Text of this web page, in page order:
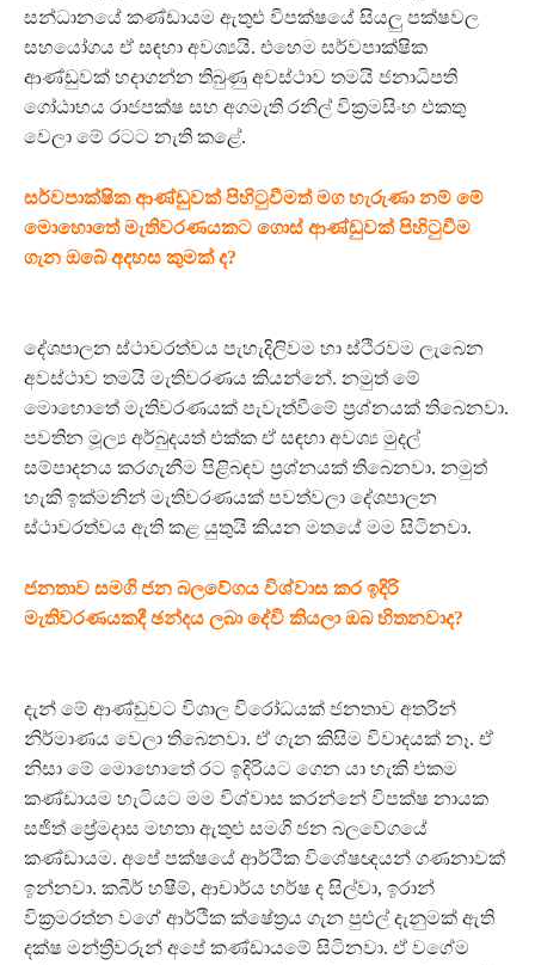
සන්ධානයේ කණ්ඩායම ඇතුළු විපක්ෂයේ සියලු පක්ෂවල
සහයෝගය ඒ සඳහා අවශ්‍යයි. එහෙම සර්වපාක්ෂික
ආණ්ඩුවක් හදාගන්න තිබුණු අවස්ථාව තමයි ජනාධිපති
ගෝඨාභය රාජපක්ෂ සහ අගමැති රනිල් වික්‍රමසිංහ එකතු
වෙලා මේ රටට නැති කළේ.
සර්වපාක්ෂික ආණ්ඩුවක් පිහිටුවීමත් මග හැරුණා නම් මේ
මොහොතේ මැතිවරණයකට ගොස් ආණ්ඩුවක් පිහිටුවීම
ගැන ඔබේ අදහස කුමක් ද?
දේශපාලන ස්ථාවරත්වය පැහැදිලිවම හා ස්ථිරවම ලැබෙන
අවස්ථාව තමයි මැතිවරණය කියන්නේ. නමුත් මේ
මොහොතේ මැතිවරණයක් පැවැත්වීමේ ප්‍රශ්නයක් තිබෙනවා.
පවතින මූල්‍ය අර්බුදයත් එක්ක ඒ සඳහා අවශ්‍ය මුදල්
සම්පාදනය කරගැනීම පිළිබඳව ප්‍රශ්නයක් තිබෙනවා. නමුත්
හැකි ඉක්මනින් මැතිවරණයක් පවත්වලා දේශපාලන
ස්ථාවරත්වය ඇති කළ යුතුයි කියන මතයේ මම සිටිනවා.
ජනතාව සමගි ජන බලවේගය විශ්වාස කර ඉදිරි
මැතිවරණයකදී ඡන්දය ලබා දේවි කියලා ඔබ හිතනවාද?
දැන් මේ ආණ්ඩුවට විශාල විරෝධයක් ජනතාව අතරින්
නිර්මාණය වෙලා තිබෙනවා. ඒ ගැන කිසිම විවාදයක් නෑ. ඒ
නිසා මේ මොහොතේ රට ඉදිරියට ගෙන යා හැකි එකම
කණ්ඩායම හැටියට මම විශ්වාස කරන්නේ විපක්ෂ නායක
සජිත් ප්‍රේමදාස මහතා ඇතුළු සමගි ජන බලවේගයේ
කණ්ඩායම. අපේ පක්ෂයේ ආර්ථික විශේෂඥයන් ගණනාවක්
ඉන්නවා. කබීර් හෂීම්, ආචාර්ය හර්ෂ ද සිල්වා, ඉරාන්
වික්‍රමරත්න වගේ ආර්ථික ක්ෂේත්‍රය ගැන පුළුල් දැනුමක් ඇති
දක්ෂ මන්ත්‍රීවරුන් අපේ කණ්ඩායමේ සිටිනවා. ඒ වගේම